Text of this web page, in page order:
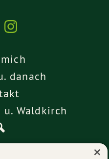
danach
u. Waldkirch
×